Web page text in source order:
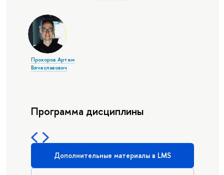
Прохоров Артем
Вячеславович
Программа дисциплины
Дополнительные материалы в LMS